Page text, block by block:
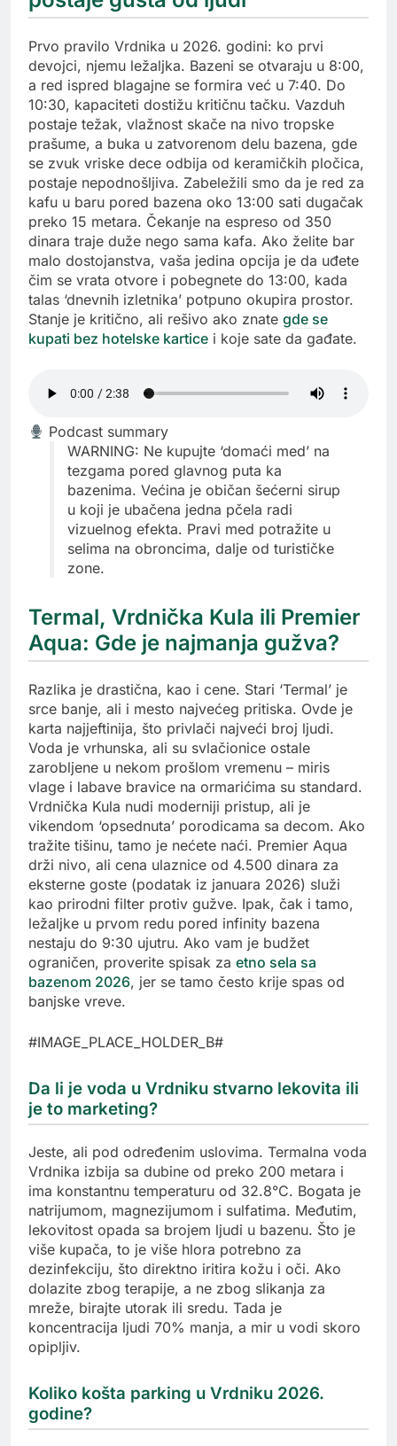
Prvo pravilo Vrdnika u 2026. godini: ko prvi
devojci, njemu ležaljka. Bazeni se otvaraju u 8:00,
a red ispred blagajne se formira već u 7:40. Do
10:30, kapaciteti dostižu kritičnu tačku. Vazduh
postaje težak, vlažnost skače na nivo tropske
prašume, a buka u zatvorenom delu bazena, gde
se zvuk vriske dece odbija od keramičkih pločica,
postaje nepodnošljiva. Zabeležili smo da je red za
kafu u baru pored bazena oko 13:00 sati dugačak
preko 15 metara. Čekanje na espreso od 350
dinara traje duže nego sama kafa. Ako želite bar
malo dostojanstva, vaša jedina opcija je da uđete
čim se vrata otvore i pobegnete do 13:00, kada
talas ‘dnevnih izletnika’ potpuno okupira prostor.
Stanje je kritično, ali rešivo ako znate gde se
kupati bez hotelske kartice i koje sate da gađate.
Podcast summary
WARNING: Ne kupujte ‘domaći med’ na
tezgama pored glavnog puta ka
bazenima. Većina je običan šećerni sirup
u koji je ubačena jedna pčela radi
vizuelnog efekta. Pravi med potražite u
selima na obroncima, dalje od turističke
zone.
Termal, Vrdnička Kula ili Premier
Aqua: Gde je najmanja gužva?
Razlika je drastična, kao i cene. Stari ‘Termal’ je
srce banje, ali i mesto najvećeg pritiska. Ovde je
karta najjeftinija, što privlači najveći broj ljudi.
Voda je vrhunska, ali su svlačionice ostale
zarobljene u nekom prošlom vremenu – miris
vlage i labave bravice na ormarićima su standard.
Vrdnička Kula nudi moderniji pristup, ali je
vikendom ‘opsednuta’ porodicama sa decom. Ako
tražite tišinu, tamo je nećete naći. Premier Aqua
drži nivo, ali cena ulaznice od 4.500 dinara za
eksterne goste (podatak iz januara 2026) služi
kao prirodni filter protiv gužve. Ipak, čak i tamo,
ležaljke u prvom redu pored infinity bazena
nestaju do 9:30 ujutru. Ako vam je budžet
ograničen, proverite spisak za etno sela sa
bazenom 2026, jer se tamo često krije spas od
banjske vreve.
#IMAGE_PLACE_HOLDER_B#
Da li je voda u Vrdniku stvarno lekovita ili
je to marketing?
Jeste, ali pod određenim uslovima. Termalna voda
Vrdnika izbija sa dubine od preko 200 metara i
ima konstantnu temperaturu od 32.8°C. Bogata je
natrijumom, magnezijumom i sulfatima. Međutim,
lekovitost opada sa brojem ljudi u bazenu. Što je
više kupača, to je više hlora potrebno za
dezinfekciju, što direktno iritira kožu i oči. Ako
dolazite zbog terapije, a ne zbog slikanja za
mreže, birajte utorak ili sredu. Tada je
koncentracija ljudi 70% manja, a mir u vodi skoro
opipljiv.
Koliko košta parking u Vrdniku 2026.
godine?